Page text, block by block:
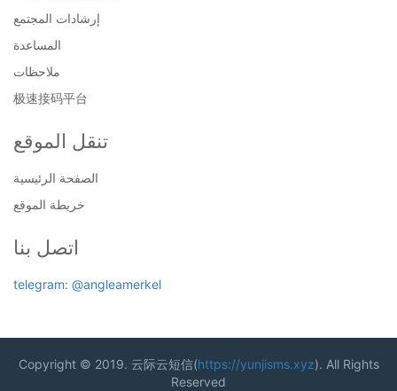
إرشادات المجتمع
المساعدة
ملاحظات
极速接码平台
تنقل الموقع
الصفحة الرئيسية
خريطة الموقع
اتصل بنا
telegram: @angleamerkel
Copyright © 2019. 云际云短信(https://yunjisms.xyz). All Rights
Reserved